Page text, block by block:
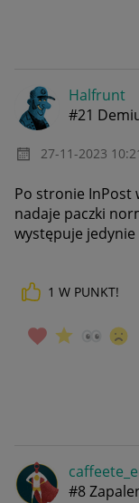
Halfrunt
#21
‎27-11-2023
Po stronie InPost
nadaje paczki
występuje
1 W PUNKT!
#8